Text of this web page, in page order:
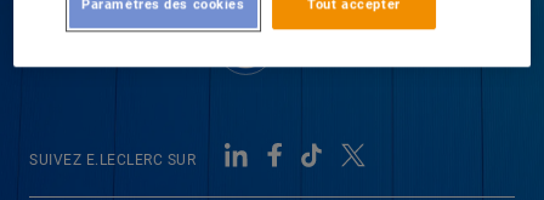
SUIVEZ E.LECLERC SUR
Tout accepter
Paramètres des cookies